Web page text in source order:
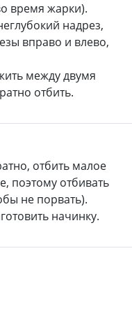
время жарки).
надрез,
вправо и влево,
между двумя
отбить.
отбить малое
поэтому отбивать
не порвать).
начинку.